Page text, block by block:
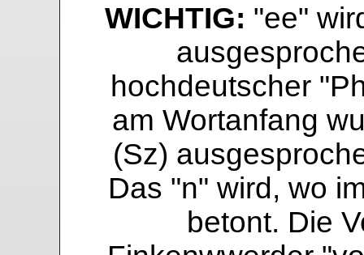
WICHTIG: "ee"
hochdeutscher
am Wortanfang
(Sz)
Das "n" wird, wo
betont. Die